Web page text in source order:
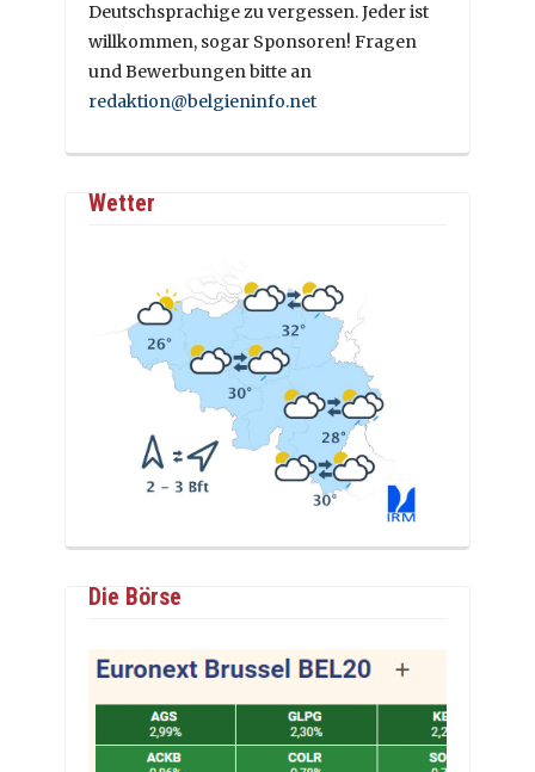
Deutschsprachige zu vergessen. Jeder ist
willkommen, sogar Sponsoren! Fragen
und Bewerbungen bitte an
redaktion@belgieninfo.net
Wetter
Die Börse